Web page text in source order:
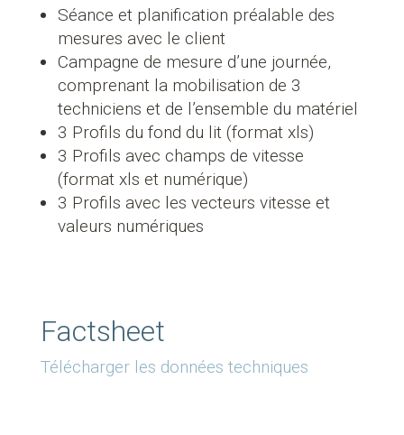
Séance et planification préalable des
mesures avec le client
Campagne de mesure d’une journée,
comprenant la mobilisation de 3
techniciens et de l’ensemble du matériel
3 Profils du fond du lit (format xls)
3 Profils avec champs de vitesse
(format xls et numérique)
3 Profils avec les vecteurs vitesse et
valeurs numériques
Factsheet
Télécharger les données techniques